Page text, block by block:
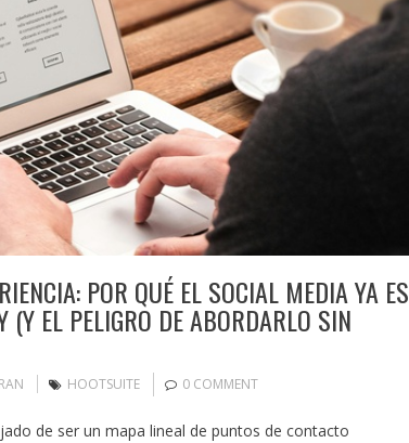
POR QUÉ EL SOCIAL MEDIA YA ES
(Y EL PELIGRO DE ABORDARLO SIN
HOOTSUITE 0 COMMENT
de ser un mapa lineal de puntos de contacto